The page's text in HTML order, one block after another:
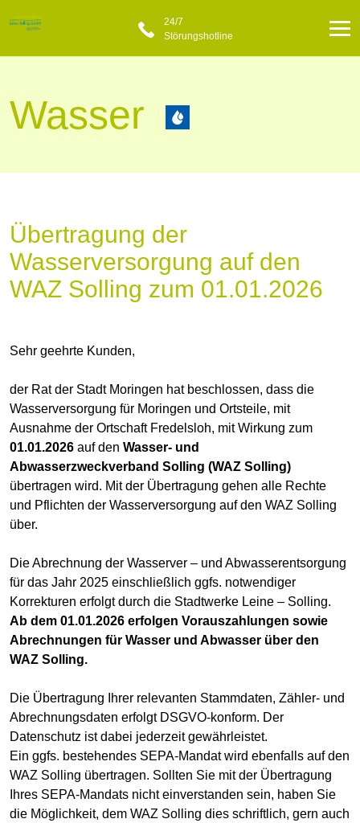
24/7
Störungshotline
Wasser
Übertragung der
Wasserversorgung auf den
WAZ Solling zum 01.01.2026
Sehr geehrte Kunden,
der Rat der Stadt Moringen hat beschlossen, dass die
Wasserversorgung für Moringen und Ortsteile, mit
Ausnahme der Ortschaft Fredelsloh, mit Wirkung zum
01.01.2026 auf den Wasser- und
Abwasserzweckverband Solling (WAZ Solling)
übertragen wird. Mit der Übertragung gehen alle Rechte
und Pflichten der Wasserversorgung auf den WAZ Solling
über.
Die Abrechnung der Wasserver – und Abwasserentsorgung
für das Jahr 2025 einschließlich ggfs. notwendiger
Korrekturen erfolgt durch die Stadtwerke Leine – Solling.
Ab dem 01.01.2026 erfolgen Vorauszahlungen sowie
Abrechnungen für Wasser und Abwasser über den
WAZ Solling.
Die Übertragung Ihrer relevanten Stammdaten, Zähler- und
Abrechnungsdaten erfolgt DSGVO-konform. Der
Datenschutz ist dabei jederzeit gewährleistet.
Ein ggfs. bestehendes SEPA-Mandat wird ebenfalls auf den
WAZ Solling übertragen. Sollten Sie mit der Übertragung
Ihres SEPA-Mandats nicht einverstanden sein, haben Sie
die Möglichkeit, dem WAZ Solling dies schriftlich, gern auch